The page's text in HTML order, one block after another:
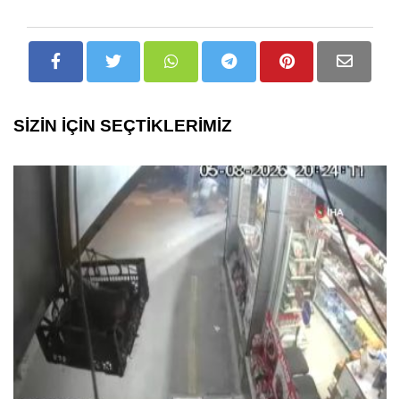
SİZİN İÇİN SEÇTİKLERİMİZ